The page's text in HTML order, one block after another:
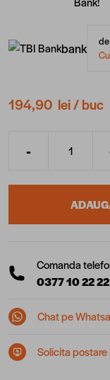
bank
194,90 lei/ buc
Cantitate
-
Comanda
0377 10 22 22
Chat pe
Solicita postare